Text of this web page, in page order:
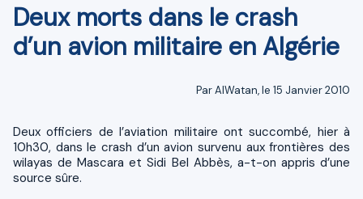
Deux morts dans le crash
d’un avion militaire en Algérie
Par AlWatan, le 15 Janvier 2010
Deux officiers de l’aviation militaire ont succombé, hier à
10h30, dans le crash d’un avion survenu aux frontières des
wilayas de Mascara et Sidi Bel Abbès, a-t-on appris d’une
source sûre.